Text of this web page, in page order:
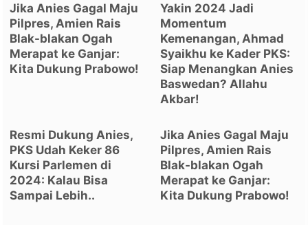
Jika Anies Gagal Maju
Pilpres, Amien Rais
Blak-blakan Ogah
Merapat ke Ganjar:
Kita Dukung Prabowo!
Yakin 2024 Jadi
Momentum
Kemenangan, Ahmad
Syaikhu ke Kader PKS:
Siap Menangkan Anies
Baswedan? Allahu
Akbar!
Resmi Dukung Anies,
PKS Udah Keker 86
Kursi Parlemen di
2024: Kalau Bisa
Sampai Lebih..
Jika Anies Gagal Maju
Pilpres, Amien Rais
Blak-blakan Ogah
Merapat ke Ganjar:
Kita Dukung Prabowo!